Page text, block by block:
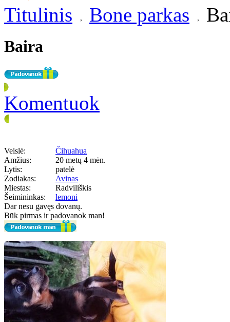
Titulinis Bone parkas
Baira
Komentuok
Veislė:
Čihuahua
Amžius:
20 metų 4 mėn.
Lytis:
patelė
Zodiakas:
Avinas
Miestas:
Radviliškis
Šeimininkas:
lemoni
Dar nesu gavęs dovanų.
Būk pirmas ir padovanok man!